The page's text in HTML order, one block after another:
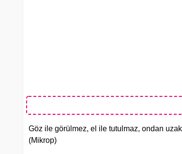
Göz ile görülmez, el ile tutulmaz, ondan
(Mikrop)